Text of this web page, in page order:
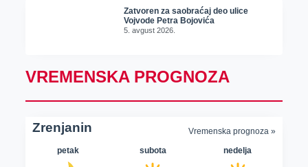
Zatvoren za saobraćaj deo ulice
Vojvode Petra Bojovića
5. avgust 2026.
VREMENSKA PROGNOZA